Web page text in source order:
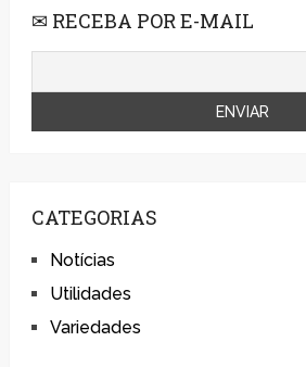
✉ RECEBA POR E-MAIL
CATEGORIAS
Notícias
Utilidades
Variedades